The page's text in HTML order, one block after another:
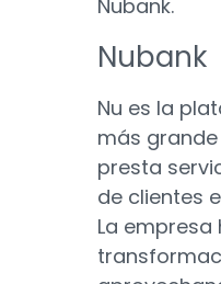
Nubank.
Nubank
Nu es la
más
presta
de clientes
La